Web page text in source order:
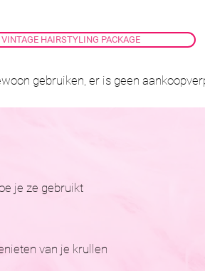
HAIRSTYLING PACKAGE
gebruiken, er is geen
je ze gebruikt
van je krullen